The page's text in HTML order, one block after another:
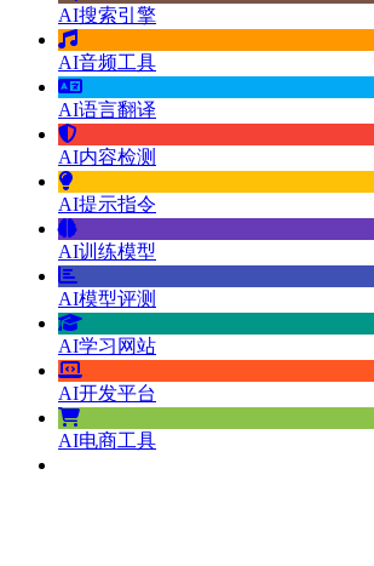
AI搜索引擎
AI音频工具
AI语言翻译
AI内容检测
AI提示指令
AI训练模型
AI模型评测
AI学习网站
AI开发平台
AI电商工具